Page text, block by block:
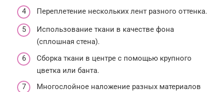
Переплетение нескольких лент разного оттенка.
Использование ткани в качестве фона
(сплошная стена).
Сборка ткани в центре с помощью крупного
цветка или банта.
Многослойное наложение разных материалов